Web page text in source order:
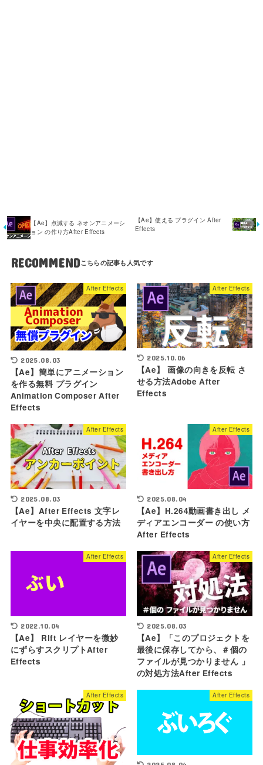
【Ae】点滅する ネオンアニメーシ
ョン の作り方After Effects
【Ae】使える プラグイン After
Effects
RECOMMEND
After Effects
2025.08.03
【Ae】簡単にアニメーション
を作る無料 プラグイン
Animation Composer After
Effects
After Effects
2025.10.06
【Ae】 画像の向きを反転 さ
せる方法Adobe After
Effects
After Effects
2025.08.03
【Ae】After Effects 文字レ
イヤーを中央に配置する方法
After Effects
2025.08.04
【Ae】H.264動画書き出し メ
ディアエンコーダー の使い方
After Effects
After Effects
2022.10.04
【Ae】 Rift レイヤーを微妙
にずらすスクリプトAfter
Effects
After Effects
2025.08.03
【Ae】「このプロジェクトを
最後に保存してから、＃個の
ファイルが見つかりません 」
の対処方法After Effects
After Effects After Effects